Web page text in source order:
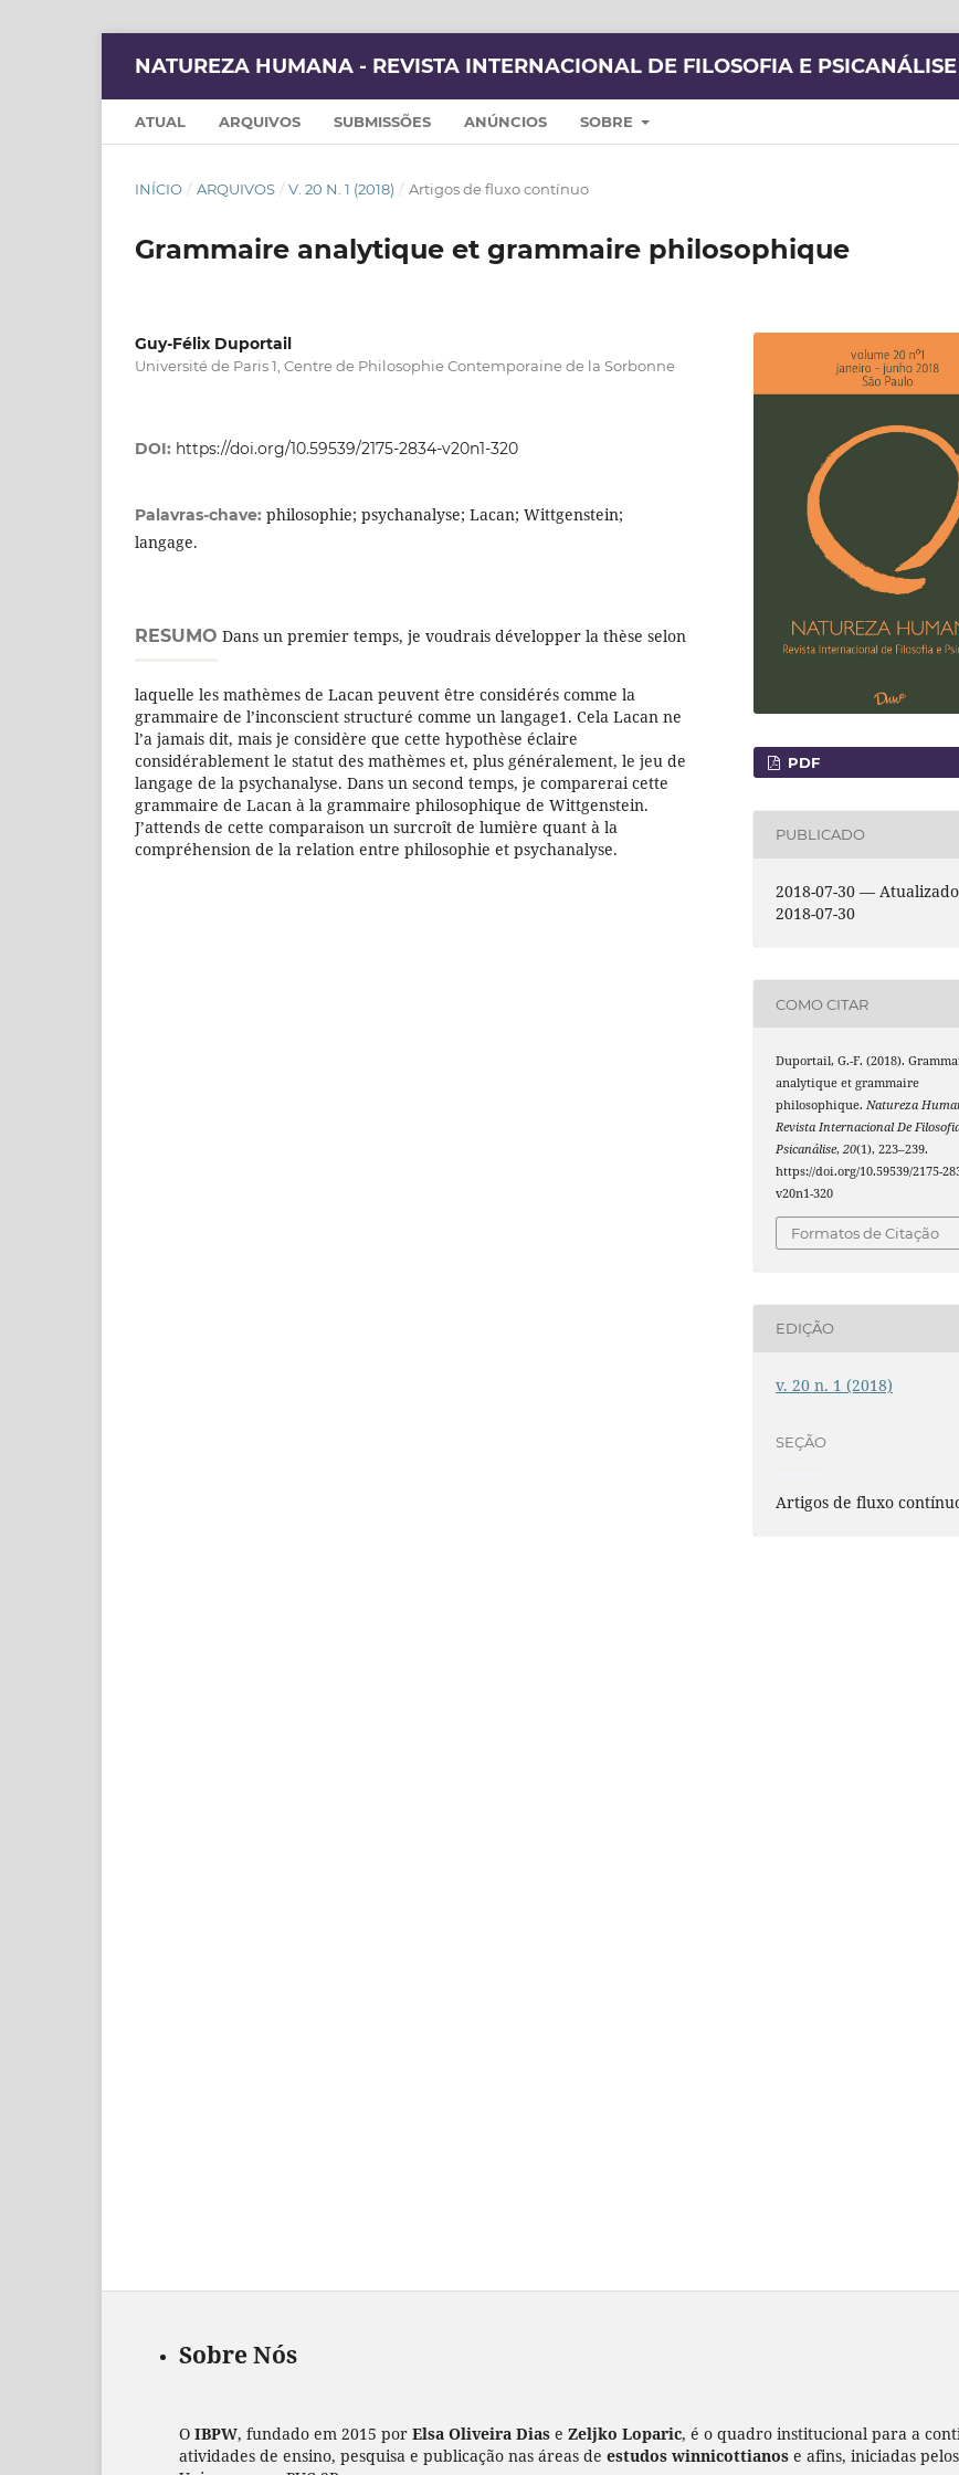
NATUREZA HUMANA - REVISTA INTERNACIONAL DE FILOSOFIA E PSICANÁLISE
ATUAL ARQUIVOS SUBMISSÕES ANÚNCIOS SOBRE
INÍCIO / ARQUIVOS / V. 20 N. 1 (2018) / Artigos de fluxo contínuo
Grammaire analytique et grammaire philosophique
Guy-Félix Duportail
Université de Paris 1, Centre de Philosophie Contemporaine de la Sorbonne
DOI: https://doi.org/10.59539/2175-2834-v20n1-320
Palavras-chave: philosophie; psychanalyse; Lacan; Wittgenstein;
langage.
RESUMO Dans un premier temps, je voudrais développer la thèse selon
laquelle les mathèmes de Lacan peuvent être considérés comme la
grammaire de l’inconscient structuré comme un langage1. Cela Lacan ne
l’a jamais dit, mais je considère que cette hypothèse éclaire
considérablement le statut des mathèmes et, plus généralement, le jeu de
langage de la psychanalyse. Dans un second temps, je comparerai cette
grammaire de Lacan à la grammaire philosophique de Wittgenstein.
J’attends de cette comparaison un surcroît de lumière quant à la
compréhension de la relation entre philosophie et psychanalyse.
PDF
PUBLICADO
2018-07-30 —
2018-07-30
COMO CITAR
Duportail, G.-F. (2018).
analytique et grammaire
philosophique.Natureza
Revista Internacional De
Psicanálise,20(1), 223–239.
https://doi.org/10.59539/2175-
v20n1-320
Formatos de Citação
EDIÇÃO
v. 20 n. 1 (2018)
SEÇÃO
Artigos de fluxo
Sobre Nós
O IBPW, fundado em 2015 por Elsa Oliveira Dias e Zeljko Loparic, é o quadro institucional para a
atividades de ensino, pesquisa e publicação nas áreas de estudos winnicottianos e afins, iniciadas